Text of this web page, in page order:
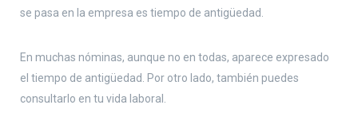
se pasa en la empresa es tiempo de antigüedad.
En muchas nóminas, aunque no en todas, aparece expresado
el tiempo de antigüedad. Por otro lado, también puedes
consultarlo en tu vida laboral.